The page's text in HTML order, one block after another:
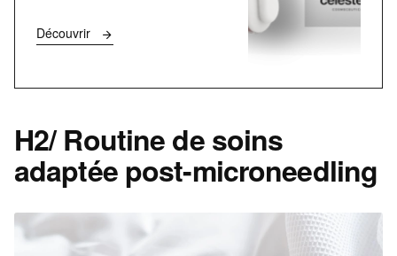
Découvrir
H2/ Routine de soins
adaptée post-microneedling